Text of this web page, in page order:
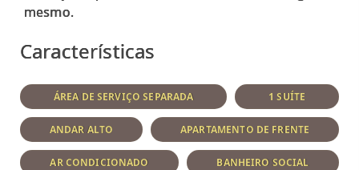
mesmo.
Características
ÁREA DE SERVIÇO SEPARADA 1 SUÍTE
ANDAR ALTO APARTAMENTO DE FRENTE
AR CONDICIONADO BANHEIRO SOCIAL